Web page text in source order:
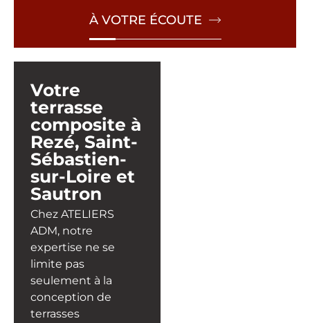
À VOTRE ÉCOUTE
Votre
terrasse
composite à
Rezé, Saint-
Sébastien-
sur-Loire et
Sautron
Chez ATELIERS
ADM, notre
expertise ne se
limite pas
seulement à la
conception de
terrasses